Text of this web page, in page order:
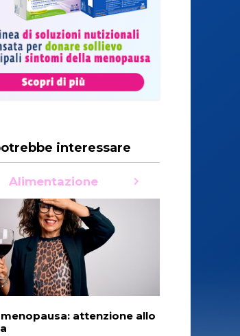
interessare
Alimentazione
attenzione allo